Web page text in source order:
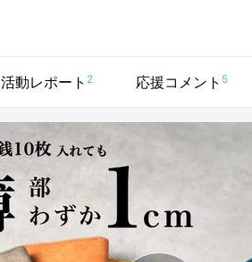
活動レポート 2 応援コメント 5